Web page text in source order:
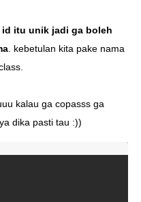
id itu unik jadi ga boleh
. kebetulan kita pake nama
kalau ga copasss ga
dika pasti tau :))